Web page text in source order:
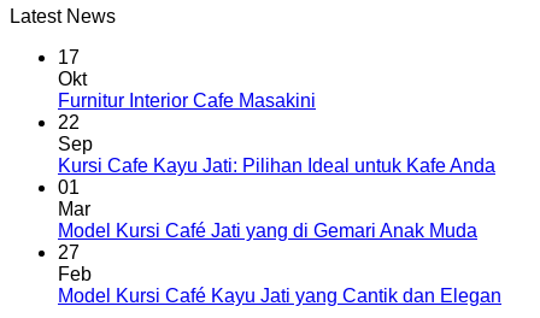
Latest News
17
Okt
Furnitur Interior Cafe Masakini
22
Sep
Kursi Cafe Kayu Jati: Pilihan Ideal untuk Kafe Anda
01
Mar
Model Kursi Café Jati yang di Gemari Anak Muda
27
Feb
Model Kursi Café Kayu Jati yang Cantik dan Elegan